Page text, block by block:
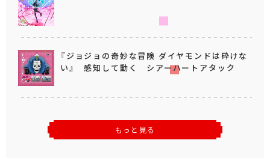
『ジョジョの奇妙な冒険 ダイヤモンドは砕けな
い』 感知して動く シアーハートアタック
もっと見る